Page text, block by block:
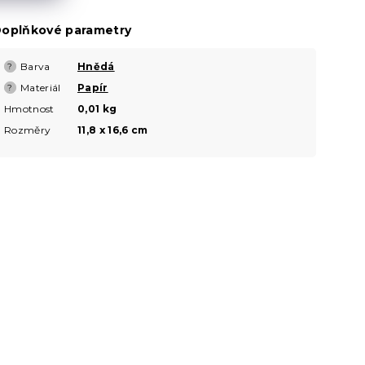
parametry
? Barva Hnědá
? Materiál
Papír
Hmotnost
0,01 kg
Rozměry
11,8 x 16,6 cm